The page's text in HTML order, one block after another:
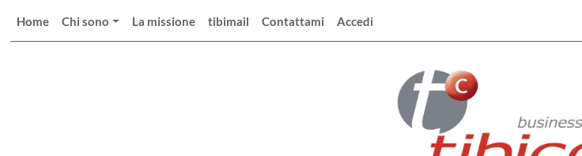
Home Chi sono La missione tibimail Contattami Accedi